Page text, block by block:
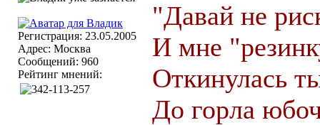
Регистрация: 23.05.2005
Адрес: Москва
Сообщений: 960
Рейтинг мнений:
"Давай не
И мне
Откинулась
До горла